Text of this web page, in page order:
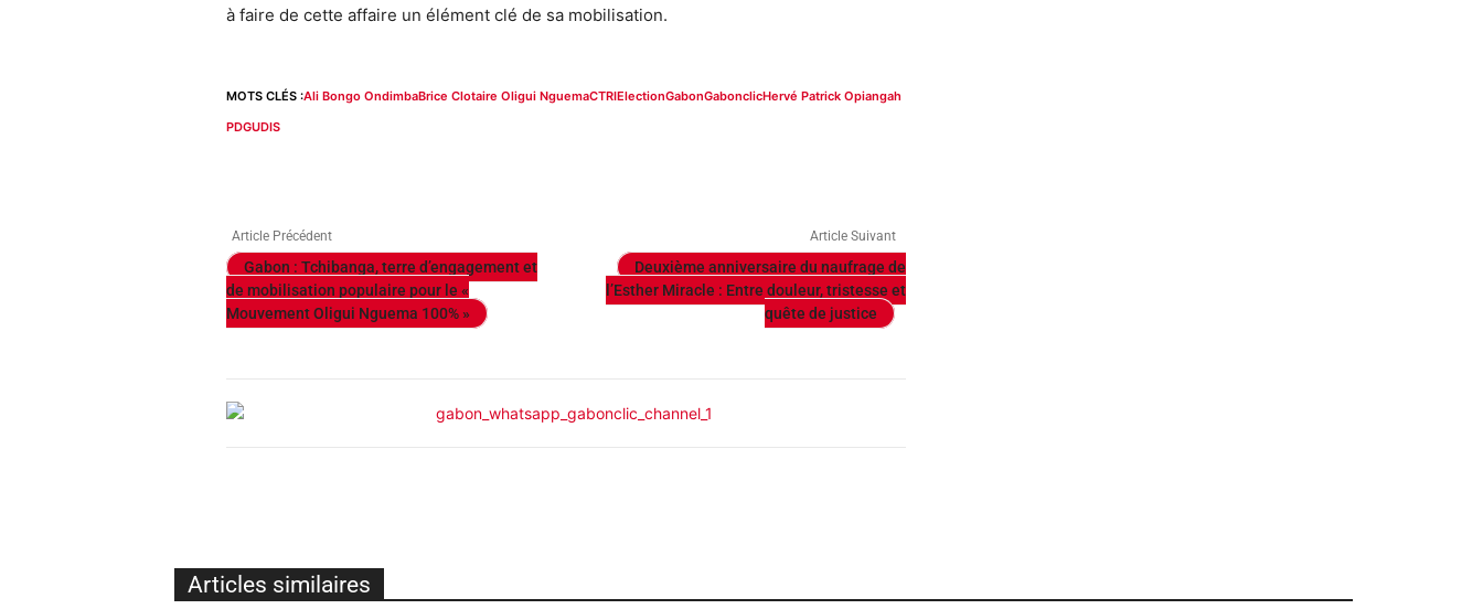
à faire de cette affaire un élément clé de sa mobilisation.
MOTS CLÉS :Ali Bongo OndimbaBrice Clotaire Oligui NguemaCTRIElectionGabonGabonclicHervé Patrick Opiangah
PDGUDIS
Article Précédent
Gabon : Tchibanga, terre d’engagement et
de mobilisation populaire pour le «
Mouvement Oligui Nguema 100% »
Article Suivant
Deuxième anniversaire du naufrage de
l’Esther Miracle : Entre douleur, tristesse et
quête de justice
Articles similaires